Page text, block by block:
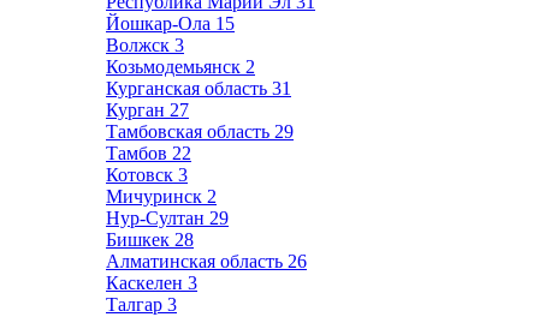
Йошкар-Ола 15
Волжск 3
Козьмодемьянск 2
Курганская область 31
Курган 27
Тамбовская область 29
Тамбов 22
Котовск 3
Мичуринск 2
Нур-Султан 29
Бишкек 28
Алматинская область 26
Каскелен 3
Талгар 3